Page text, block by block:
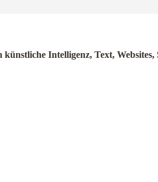
Intelligenz, Text,